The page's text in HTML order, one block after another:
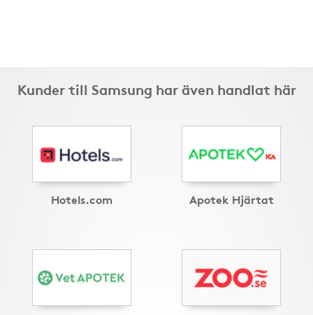
Kunder till Samsung har även handlat här
Hotels.com Apotek Hjärtat